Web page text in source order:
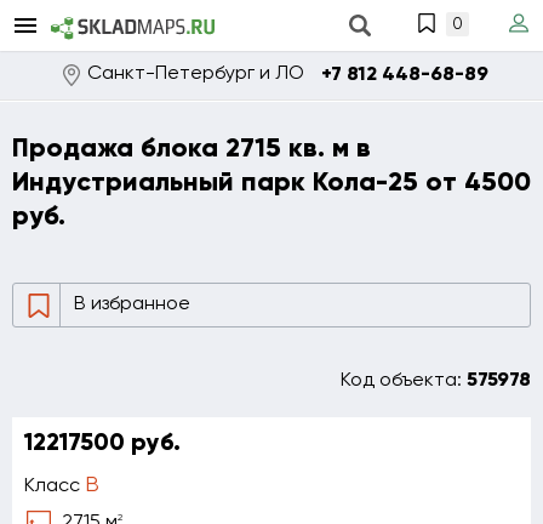
0
Санкт-Петербург и ЛО +7 812 448-68-89
Продажа блока 2715 кв. м в
Индустриальный парк Кола-25 от 4500
руб.
В избранное
Код объекта: 575978
12217500 руб.
Класс B
2